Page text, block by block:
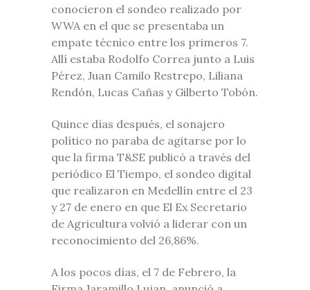
conocieron el sondeo realizado por
WWA en el que se presentaba un
empate técnico entre los primeros 7.
Allí estaba Rodolfo Correa junto a Luis
Pérez, Juan Camilo Restrepo, Liliana
Rendón, Lucas Cañas y Gilberto Tobón.
Quince días después, el sonajero
político no paraba de agitarse por lo
que la firma T&SE publicó a través del
periódico El Tiempo, el sondeo digital
que realizaron en Medellín entre el 23
y 27 de enero en que El Ex Secretario
de Agricultura volvió a liderar con un
reconocimiento del 26,86%.
A los pocos días, el 7 de Febrero, la